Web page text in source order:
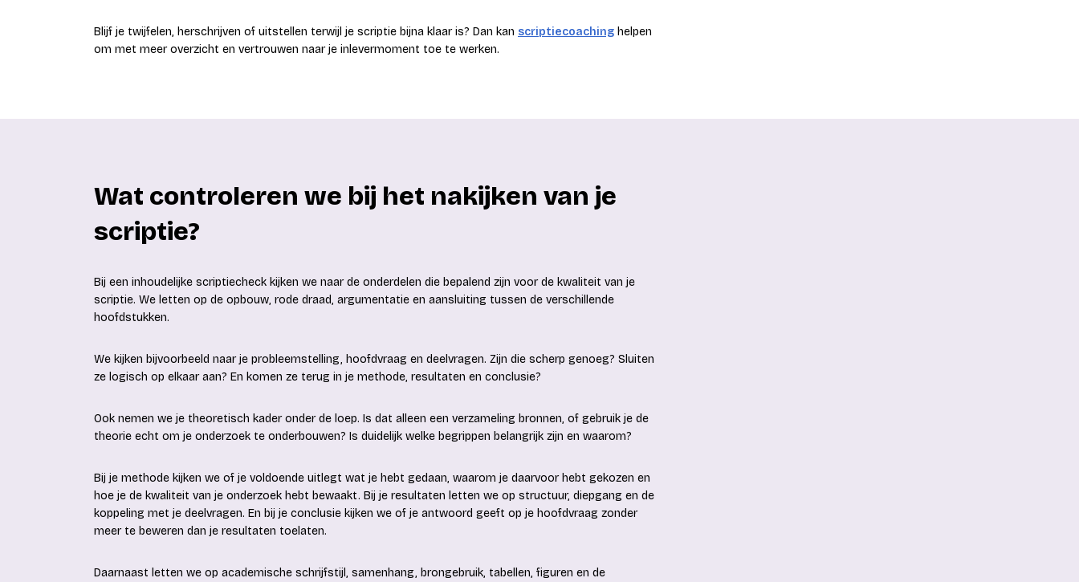
Blijf je twijfelen, herschrijven of uitstellen terwijl je scriptie bijna klaar is? Dan kan scriptiecoaching helpen
om met meer overzicht en vertrouwen naar je inlevermoment toe te werken.
Wat controleren we bij het nakijken van je
scriptie?
Bij een inhoudelijke scriptiecheck kijken we naar de onderdelen die bepalend zijn voor de kwaliteit van je
scriptie. We letten op de opbouw, rode draad, argumentatie en aansluiting tussen de verschillende
hoofdstukken.
We kijken bijvoorbeeld naar je probleemstelling, hoofdvraag en deelvragen. Zijn die scherp genoeg? Sluiten
ze logisch op elkaar aan? En komen ze terug in je methode, resultaten en conclusie?
Ook nemen we je theoretisch kader onder de loep. Is dat alleen een verzameling bronnen, of gebruik je de
theorie echt om je onderzoek te onderbouwen? Is duidelijk welke begrippen belangrijk zijn en waarom?
Bij je methode kijken we of je voldoende uitlegt wat je hebt gedaan, waarom je daarvoor hebt gekozen en
hoe je de kwaliteit van je onderzoek hebt bewaakt. Bij je resultaten letten we op structuur, diepgang en de
koppeling met je deelvragen. En bij je conclusie kijken we of je antwoord geeft op je hoofdvraag zonder
meer te beweren dan je resultaten toelaten.
Daarnaast letten we op academische schrijfstijl, samenhang, brongebruik, tabellen, figuren en de